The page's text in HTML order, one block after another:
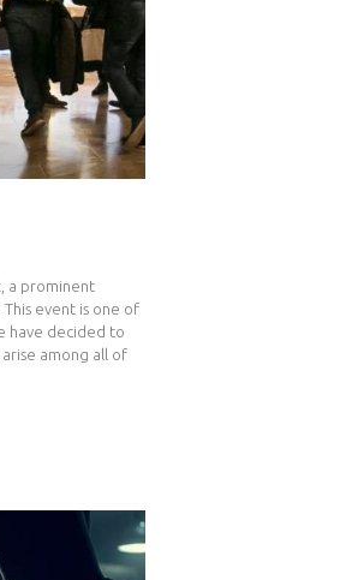
a prominent
event is one of
have decided to
among all of